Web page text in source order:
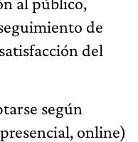
de
del
según
online)